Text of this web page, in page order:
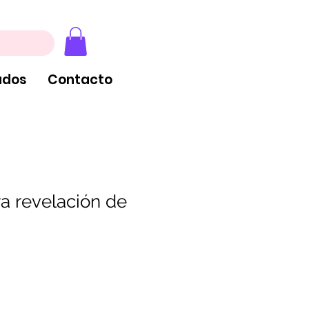
Contacto
revelación de